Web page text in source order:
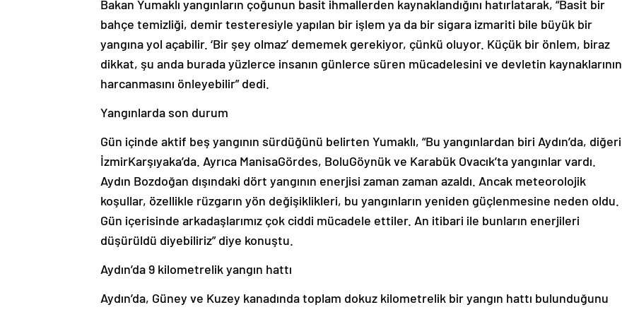
Bakan Yumaklı yangınların çoğunun basit ihmallerden kaynaklandığını hatırlatarak, “Basit bir
bahçe temizliği, demir testeresiyle yapılan bir işlem ya da bir sigara izmariti bile büyük bir
yangına yol açabilir. ‘Bir şey olmaz’ dememek gerekiyor, çünkü oluyor. Küçük bir önlem, biraz
dikkat, şu anda burada yüzlerce insanın günlerce süren mücadelesini ve devletin kaynaklarının
harcanmasını önleyebilir” dedi.
Yangınlarda son durum
Gün içinde aktif beş yangının sürdüğünü belirten Yumaklı, “Bu yangınlardan biri Aydın’da, diğeri
İzmirKarşıyaka’da. Ayrıca ManisaGördes, BoluGöynük ve Karabük Ovacık’ta yangınlar vardı.
Aydın Bozdoğan dışındaki dört yangının enerjisi zaman zaman azaldı. Ancak meteorolojik
koşullar, özellikle rüzgarın yön değişiklikleri, bu yangınların yeniden güçlenmesine neden oldu.
Gün içerisinde arkadaşlarımız çok ciddi mücadele ettiler. An itibari ile bunların enerjileri
düşürüldü diyebiliriz” diye konuştu.
Aydın’da 9 kilometrelik yangın hattı
Aydın’da, Güney ve Kuzey kanadında toplam dokuz kilometrelik bir yangın hattı bulunduğunu